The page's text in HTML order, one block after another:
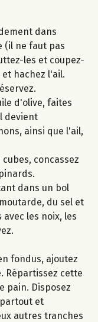
dans
(il ne faut pas
les et coupez-
hachez l'ail.
d'olive, faites
devient
ainsi que l'ail,
concassez
dans un bol
du sel et
les noix, les
fondus, ajoutez
Répartissez cette
pain. Disposez
et
autres tranches